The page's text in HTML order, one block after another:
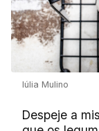
Iúlia Mulino
Despeje a